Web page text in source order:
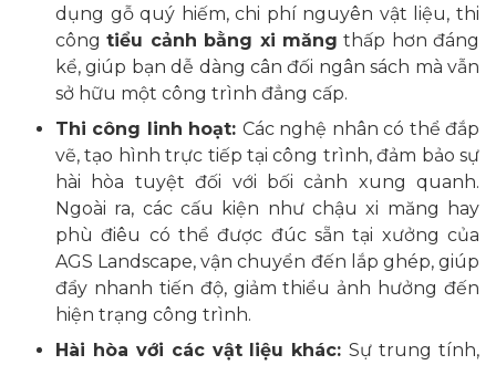
dụng gỗ quý hiếm, chi phí nguyên vật liệu, thi
côngtiểu cảnh bằng xi măng thấp hơn đáng
kể, giúp bạn dễ dàng cân đối ngân sách mà vẫn
sở hữu một công trình đẳng cấp.
Thi công linh hoạt: Các nghệ nhân có thể đắp
vẽ, tạo hình trực tiếp tại công trình, đảm bảo sự
hài hòa tuyệt đối với bối cảnh xung quanh.
Ngoài ra, các cấu kiện như chậu xi măng hay
phù điêu có thể được đúc sẵn tại xưởng của
AGS Landscape, vận chuyển đến lắp ghép, giúp
đẩy nhanh tiến độ, giảm thiểu ảnh hưởng đến
hiện trạng công trình.
Hài hòa với các vật liệu khác:Sự trung tính,